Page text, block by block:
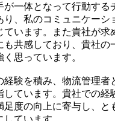
一体となって行動する
り、私のコミュニケーシ
ています。また貴社が求
も共感しており、貴社の
思っています。
験を積み、物流管理者
しています。貴社での経
足度の向上に寄与し、と
ています。